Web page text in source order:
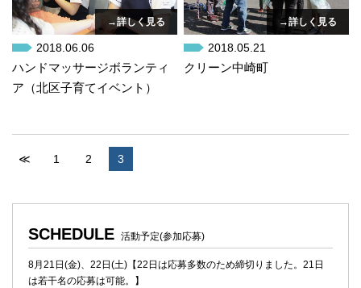
→詳しく見る
2018.06.06
ハンドマッサージボランティ
ア（北区子育てイベント）
→詳しく見る
2018.05.21
クリーン中崎町
≪ 1 2 3
SCHEDULE 活動予定(参加応募)
8月21日(金)、22日(土)【22日は応募多数のため締切りました。21日
は若干名の応募は可能。】